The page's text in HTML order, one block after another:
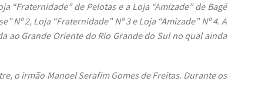
“Fraternidade” de Pelotas e a Loja “Amizade” de Bagé
2, Loja “Fraternidade” Nº 3 e Loja “Amizade” Nº 4. A
ao Grande Oriente do Rio Grande do Sul no qual ainda
o irmão Manoel Serafim Gomes de Freitas. Durante os